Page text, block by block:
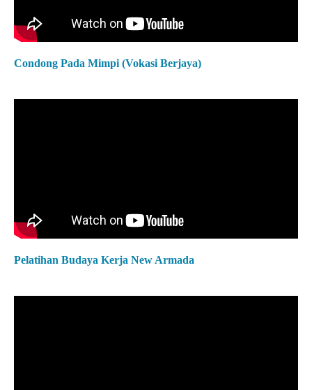
Condong Pada Mimpi (Vokasi Berjaya)
Pelatihan Budaya Kerja New Armada